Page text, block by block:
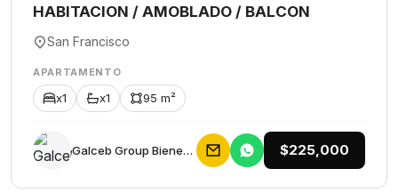
HABITACION / AMOBLADO / BALCON
San Francisco
APARTAMENTO
x1 x1 95 m²
Galceb Group Bienes Raices $225,000